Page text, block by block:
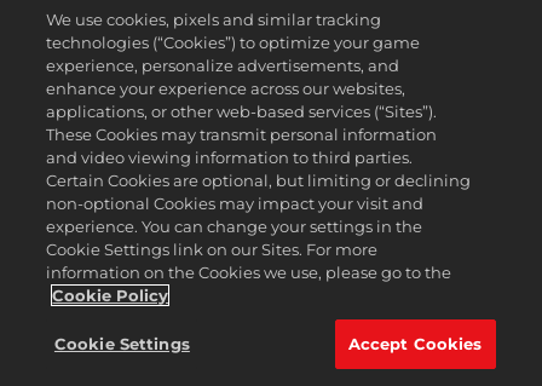
Mentions légales
Politique de confidentialité
Politique sur les cookies
Support
Ne pas vendre ou partager mes informations personnelles
Suivi et remboursement de commande
Partenaires publicitaires 2K
©2016-2026 Take-Two Interactive Software Inc. 2K, Firaxis Games,
Civilization, and their respective logos are trademarks of Take-Two
Interactive Software, Inc. All rights reserved.
sont la propriété de leurs détenteurs respectifs.
Français
We use cookies, pixels and similar tracking
technologies (“Cookies”) to optimize your game
experience, personalize advertisements, and
enhance your experience across our websites,
applications, or other web-based services (“Sites”).
These Cookies may transmit personal information
and video viewing information to third parties.
Certain Cookies are optional, but limiting or declining
non-optional Cookies may impact your visit and
experience. You can change your settings in the
Cookie Settings link on our Sites. For more
information on the Cookies we use, please go to the
Cookie Policy
Cookie Settings Accept Cookies